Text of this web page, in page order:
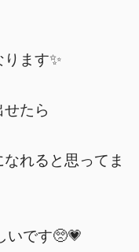
ます✨
たら
れると思ってま
いです🥺💗